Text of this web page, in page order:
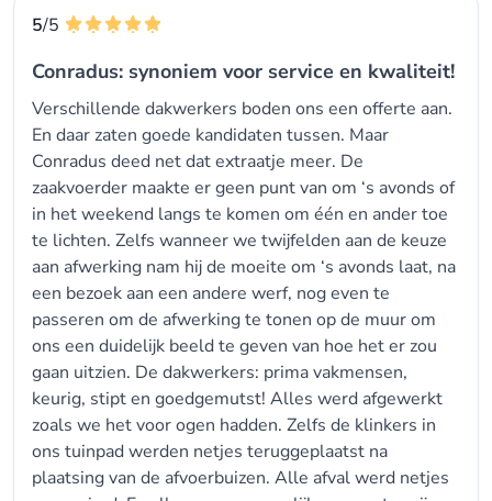
5/5
Conradus: synoniem voor service en kwaliteit!
Verschillende dakwerkers boden ons een offerte aan.
En daar zaten goede kandidaten tussen. Maar
Conradus deed net dat extraatje meer. De
zaakvoerder maakte er geen punt van om ‘s avonds of
in het weekend langs te komen om één en ander toe
te lichten. Zelfs wanneer we twijfelden aan de keuze
aan afwerking nam hij de moeite om ‘s avonds laat, na
een bezoek aan een andere werf, nog even te
passeren om de afwerking te tonen op de muur om
ons een duidelijk beeld te geven van hoe het er zou
gaan uitzien. De dakwerkers: prima vakmensen,
keurig, stipt en goedgemutst! Alles werd afgewerkt
zoals we het voor ogen hadden. Zelfs de klinkers in
ons tuinpad werden netjes teruggeplaatst na
plaatsing van de afvoerbuizen. Alle afval werd netjes